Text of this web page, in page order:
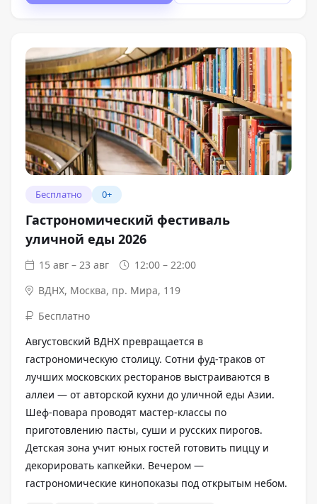
Бесплатно 0+
Гастрономический фестиваль
уличной еды 2026
15 авг – 23 авг
12:00 – 22:00
ВДНХ, Москва, пр. Мира, 119
Бесплатно
Августовский ВДНХ превращается в
гастрономическую столицу. Сотни фуд-траков от
лучших московских ресторанов выстраиваются в
аллеи — от авторской кухни до уличной еды Азии.
Шеф-повара проводят мастер-классы по
приготовлению пасты, суши и русских пирогов.
Детская зона учит юных гостей готовить пиццу и
декорировать капкейки. Вечером —
гастрономические кинопоказы под открытым небом.